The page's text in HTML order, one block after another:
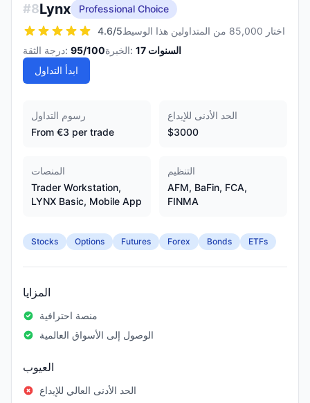
#8Lynx
Professional Choice
4.6/5
اختار 85,000 من المتداولين هذا الوسيط
درجة الثقة: 95/100 الخبرة: 17 السنوات
ابدأ التداول
رسوم التداول
From €3 per trade
الحد الأدنى للإيداع
$3000
المنصات
Trader Workstation,
LYNX Basic, Mobile App
التنظيم
AFM, BaFin, FCA,
FINMA
Stocks Options Futures Forex Bonds ETFs
المزايا
منصة احترافية
الوصول إلى الأسواق العالمية
العيوب
الحد الأدنى العالي للإيداع